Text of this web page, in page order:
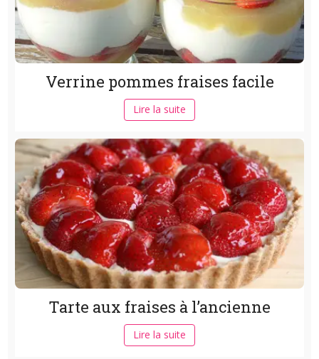
Verrine pommes fraises facile
Lire la suite
Tarte aux fraises à l’ancienne
Lire la suite